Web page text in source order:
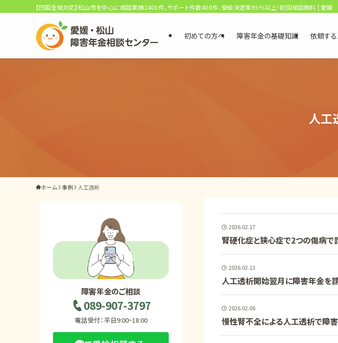
選ばれる3つの理由
初回相談料0円・受給後報酬型
サポート料金について
県内 No.1 の豊富な知識と経験
ご相談事例をみる
外出困難でもOK
障害年金の基礎知識
障害年金の金額
【四国全域対応】松山市を中心に相談実績2400件、サポート件数400件、受給決定率95％以上！初回相談無料 | 愛媛・
初めての方へ 障害年金の基礎知識 依頼する
人工
ホーム 事例 人工透析
2026.02.17
腎硬化症と狭心症で2つの傷病
2026.02.13
人工透析開始翌月に障害年金を
2026.02.06
慢性腎不全による人工透析で障
障害年金のご相談
089-907-3797
電話受付：平日9:00~18:00